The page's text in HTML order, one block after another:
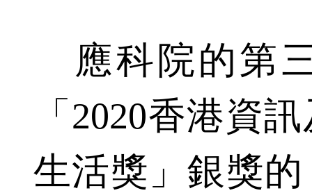
應科院的第
「2020香港資
生活獎」銀獎